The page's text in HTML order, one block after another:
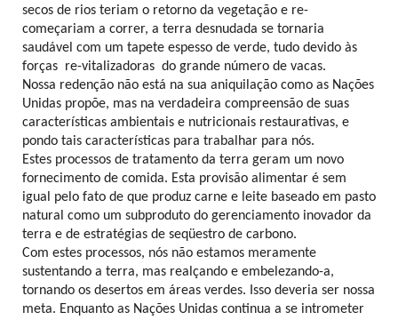
secos de rios teriam o retorno da vegetação e re-
começariam a correr, a terra desnudada se tornaria
saudável com um tapete espesso de verde, tudo devido às
forças re-vitalizadoras do grande número de vacas.
Nossa redenção não está na sua aniquilação como as Nações
Unidas propõe, mas na verdadeira compreensão de suas
características ambientais e nutricionais restaurativas, e
pondo tais características para trabalhar para nós.
Estes processos de tratamento da terra geram um novo
fornecimento de comida. Esta provisão alimentar é sem
igual pelo fato de que produz carne e leite baseado em pasto
natural como um subproduto do gerenciamento inovador da
terra e de estratégias de seqüestro de carbono.
Com estes processos, nós não estamos meramente
sustentando a terra, mas realçando e embelezando-a,
tornando os desertos em áreas verdes. Isso deveria ser nossa
meta. Enquanto as Nações Unidas continua a se intrometer